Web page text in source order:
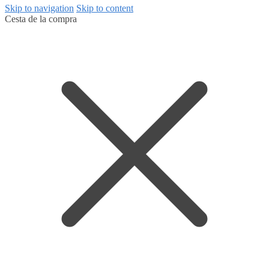
Skip to navigation Skip to content
Cesta de la compra